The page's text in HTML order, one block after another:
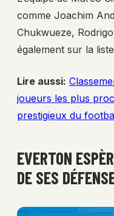
comme Joachim
Chukwueze,
également sur la
Lire aussi:
joueurs les plus
prestigieux du
EVERTON
DE SES